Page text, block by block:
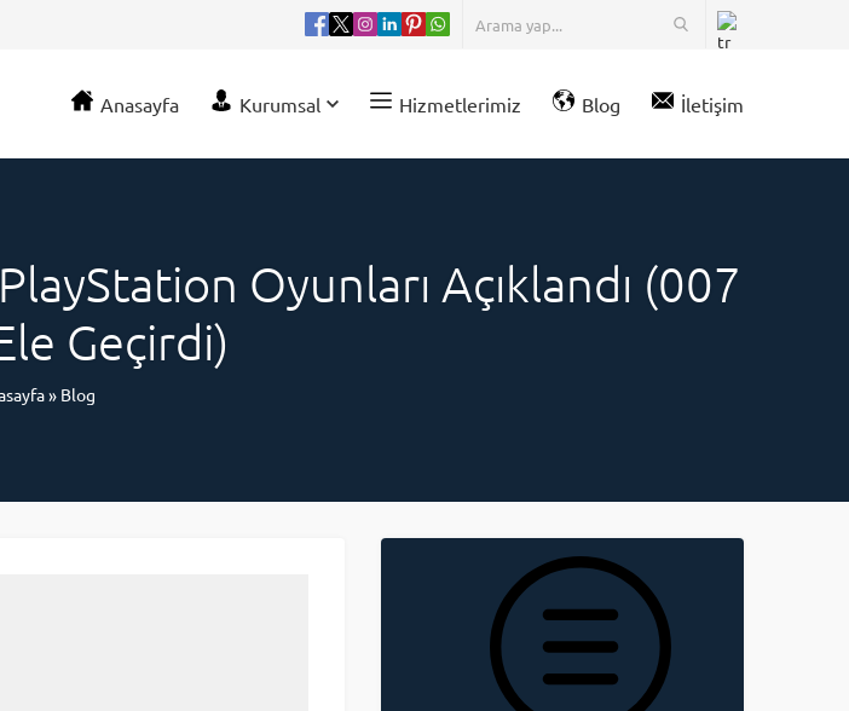
Anasayfa Kurumsal Hizmetlerimiz Blog İletişim
Oyunları Açıklandı (007
Geçirdi)
» Blog